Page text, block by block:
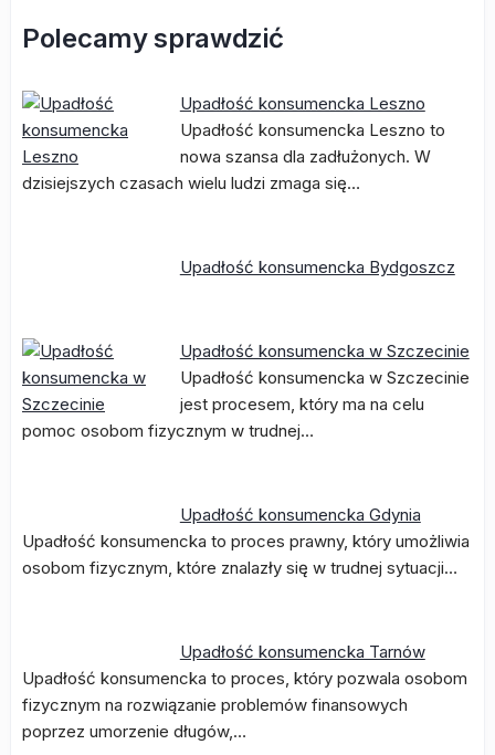
Polecamy sprawdzić
Upadłość konsumencka Leszno
Upadłość konsumencka Leszno to
nowa szansa dla zadłużonych. W
dzisiejszych czasach wielu ludzi zmaga się…
Upadłość konsumencka Bydgoszcz
Upadłość konsumencka w Szczecinie
Upadłość konsumencka w Szczecinie
jest procesem, który ma na celu
pomoc osobom fizycznym w trudnej…
Upadłość konsumencka Gdynia
Upadłość konsumencka to proces prawny, który umożliwia
osobom fizycznym, które znalazły się w trudnej sytuacji…
Upadłość konsumencka Tarnów
Upadłość konsumencka to proces, który pozwala osobom
fizycznym na rozwiązanie problemów finansowych
poprzez umorzenie długów,…